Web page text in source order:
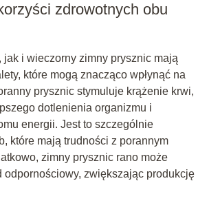
zdrowotnych obu
jak i wieczorny zimny prysznic mają
które mogą znacząco wpłynąć na
prysznic stymuluje krążenie krwi,
dotlenienia organizmu i
energii. Jest to szczególnie
które mają trudności z porannym
zimny prysznic rano może
odpornościowy, zwiększając produkcję